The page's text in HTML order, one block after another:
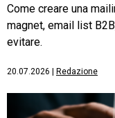
Come creare una
magnet, email list
evitare.
20.07.2026 Redazione